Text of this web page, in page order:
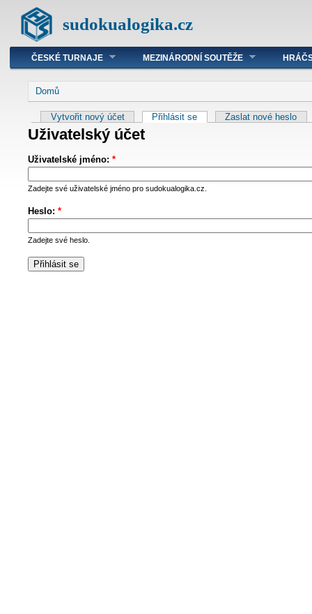
sudokualogika.cz
ČESKÉ TURNAJE MEZINÁRODNÍ SOUTĚŽE
Domů
Vytvořit nový účet Přihlásit se Zaslat nové heslo
Uživatelský účet
Uživatelské jméno: *
Zadejte své uživatelské jméno pro sudokualogika.cz.
Heslo: *
Zadejte své heslo.